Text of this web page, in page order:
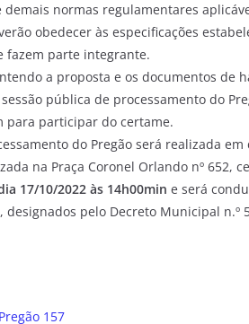
demais normas regulamentares
obedecer às especificações
fazem parte integrante.
a proposta e os documentos de
pública de processamento do
para participar do certame.
do Pregão será realizada
na Praça Coronel Orlando nº 652,
17/10/2022 às 14h00min e será
designados pelo Decreto Municipal n.º
157